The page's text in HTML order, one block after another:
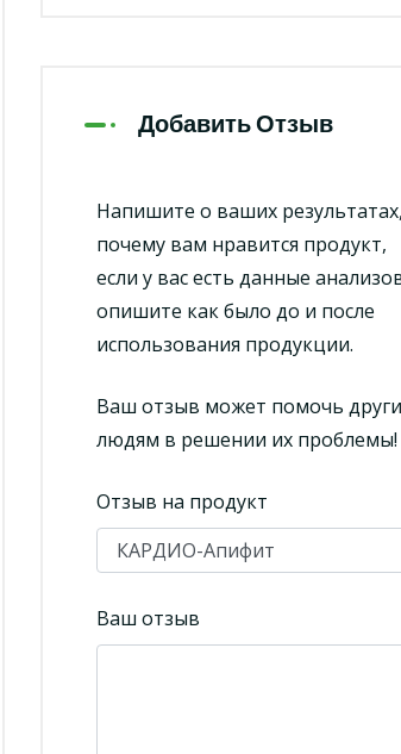
Добавить Отзыв
Напишите о ваших результатах,
почему вам нравится продукт,
если у вас есть данные
опишите как было до и после
использования продукции.
Ваш отзыв может помочь
людям в решении их проблемы!
Отзыв на продукт
Ваш отзыв